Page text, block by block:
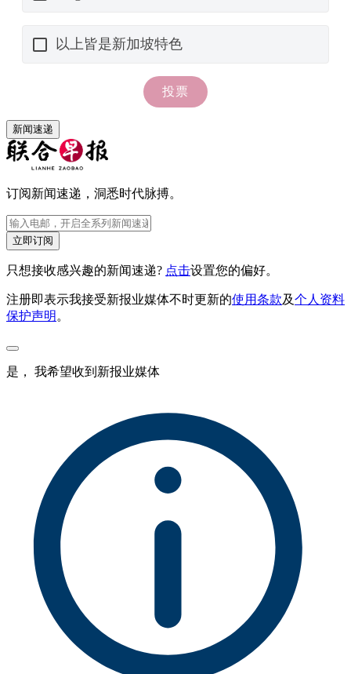
新闻速递
订阅新闻速递，洞悉时代脉搏。
立即订阅
只想接收感兴趣的新闻速递? 点击设置您的偏好。
注册即表示我接受新报业媒体不时更新的使用条款及个人资料
保护声明。
是， 我希望收到新报业媒体